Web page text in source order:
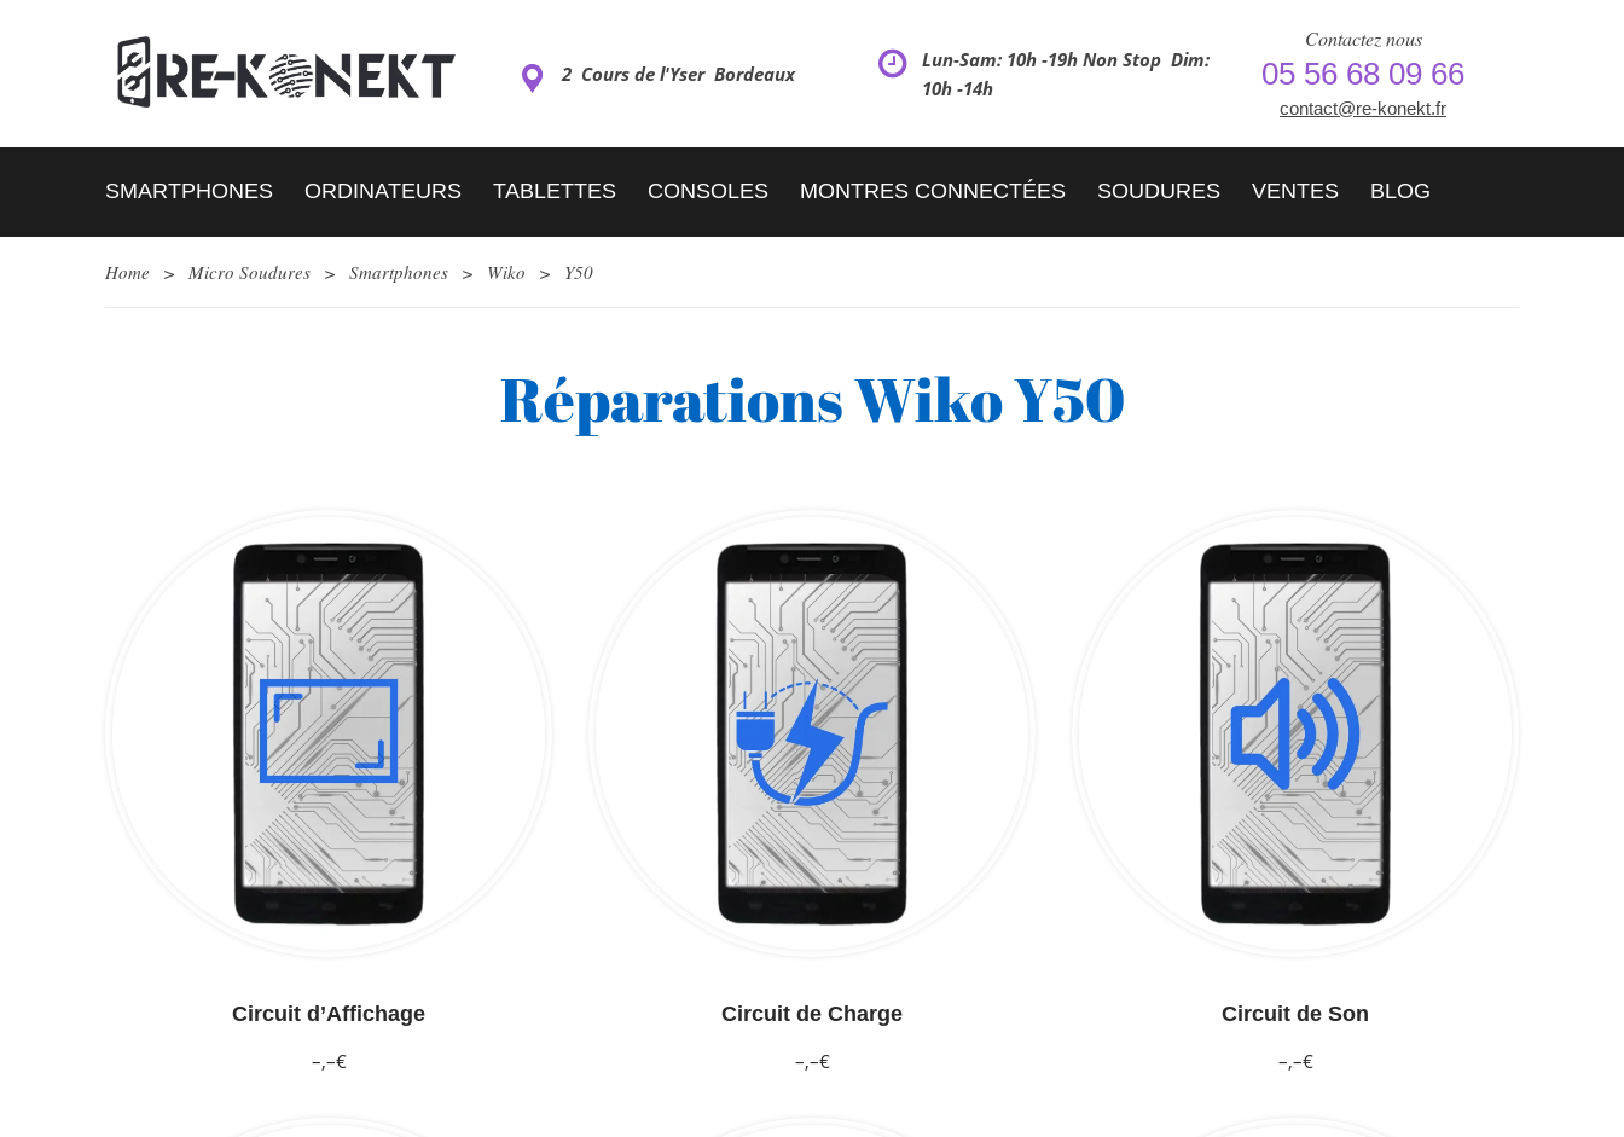
2 Cours de l'Yser Bordeaux
Lun-Sam: 10h -19h Non Stop Dim:
10h -14h
Contactez nous
05 56 68 09 66
contact@re-konekt.fr
SMARTPHONES ORDINATEURS TABLETTES CONSOLES MONTRES CONNECTÉES SOUDURES VENTES BLOG
Home > Micro Soudures > Smartphones > Wiko > Y50
Réparations Wiko Y50
Circuit d’Affichage
–,–€
Circuit de Charge
–,–€
Circuit de Son
–,–€